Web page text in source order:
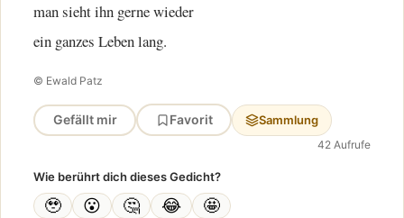
man sieht ihn gerne wieder
ein ganzes Leben lang.
© Ewald Patz
Gefällt mir Favorit Sammlung
42 Aufrufe
Wie berührt dich dieses Gedicht?
🥹 😮 🤔 😂 🤩